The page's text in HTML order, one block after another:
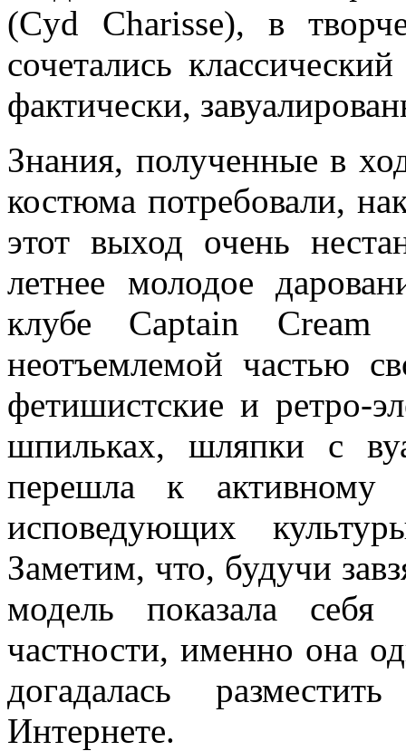
(Cyd Charisse), в
сочетались
фактически,
Знания, полученные в
костюма потребовали,
этот выход очень
летнее молодое
клубе Captain
неотъемлемой частью
фетишистские и ретро-
шпильках, шляпки с
перешла к активному
исповедующих
Заметим, что, будучи
модель показала
частности, именно она
догадалась
Интернете.